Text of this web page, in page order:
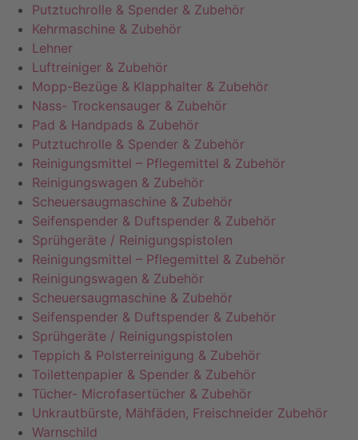
Putztuchrolle & Spender & Zubehör
Kehrmaschine & Zubehör
Lehner
Luftreiniger & Zubehör
Mopp-Bezüge & Klapphalter & Zubehör
Nass- Trockensauger & Zubehör
Pad & Handpads & Zubehör
Putztuchrolle & Spender & Zubehör
Reinigungsmittel – Pflegemittel & Zubehör
Reinigungswagen & Zubehör
Scheuersaugmaschine & Zubehör
Seifenspender & Duftspender & Zubehör
Sprühgeräte / Reinigungspistolen
Reinigungsmittel – Pflegemittel & Zubehör
Reinigungswagen & Zubehör
Scheuersaugmaschine & Zubehör
Seifenspender & Duftspender & Zubehör
Sprühgeräte / Reinigungspistolen
Teppich & Polsterreinigung & Zubehör
Toilettenpapier & Spender & Zubehör
Tücher- Microfasertücher & Zubehör
Unkrautbürste, Mähfäden, Freischneider Zubehör
Warnschild